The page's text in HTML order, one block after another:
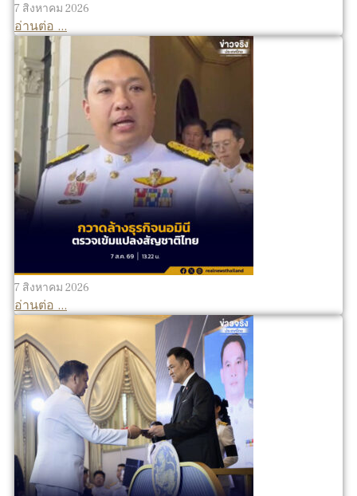
7 สิงหาคม 2026
อ่านต่อ ...
7 สิงหาคม 2026
อ่านต่อ ...